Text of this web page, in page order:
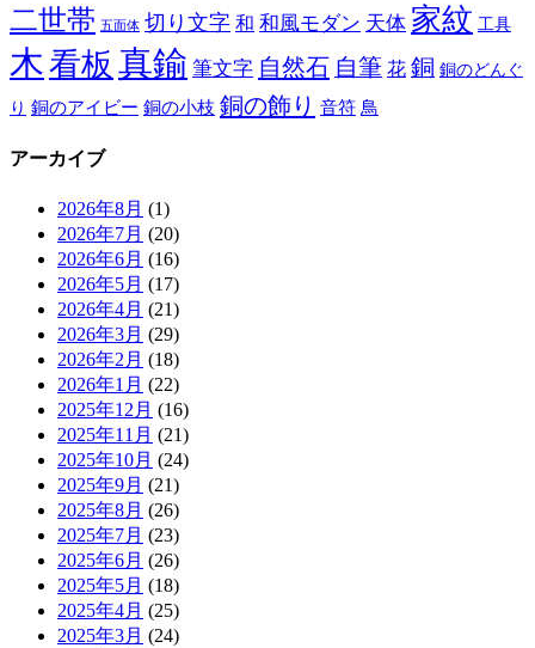
二世帯 五面体 切り文字 和 和風モダン 天体 家紋 工具
木看板 真鍮 筆文字 自然石 自筆 花 銅 銅のどんぐ
り 銅のアイビー 銅の小枝 銅の飾り 音符 鳥
アーカイブ
2026年8月 (1)
2026年7月 (20)
2026年6月 (16)
2026年5月 (17)
2026年4月 (21)
2026年3月 (29)
2026年2月 (18)
2026年1月 (22)
2025年12月 (16)
2025年11月 (21)
2025年10月 (24)
2025年9月 (21)
2025年8月 (26)
2025年7月 (23)
2025年6月 (26)
2025年5月 (18)
2025年4月 (25)
2025年3月 (24)